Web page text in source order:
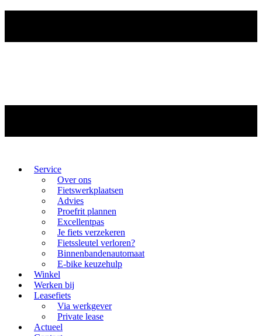
Service
Over ons
Fietswerkplaatsen
Advies
Proefrit plannen
Excellentpas
Je fiets verzekeren
Fietssleutel verloren?
Binnenbandenautomaat
E-bike keuzehulp
Winkel
Werken bij
Leasefiets
Via werkgever
Private lease
Actueel